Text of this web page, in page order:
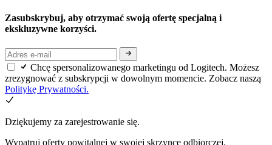
Zasubskrybuj, aby otrzymać swoją ofertę specjalną i
ekskluzywne korzyści.
Chcę spersonalizowanego marketingu od Logitech. Możesz
zrezygnować z subskrypcji w dowolnym momencie. Zobacz naszą
Politykę Prywatności.
Dziękujemy za zarejestrowanie się.
Wypatruj oferty powitalnej w swojej skrzynce odbiorczej.